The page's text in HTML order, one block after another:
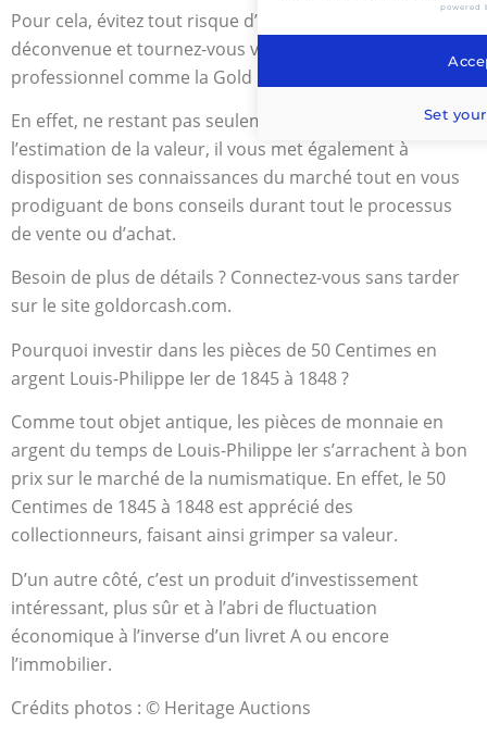
Pour cela, évitez tout risque d’arnaque ou de
déconvenue et tournez-vous vers un numismate
professionnel comme la Gold Or Cash.
En effet, ne restant pas seulement au stade de
l’estimation de la valeur, il vous met également à
disposition ses connaissances du marché tout en vous
prodiguant de bons conseils durant tout le processus
de vente ou d’achat.
Besoin de plus de détails ? Connectez-vous sans tarder
sur le site goldorcash.com.
Pourquoi investir dans les pièces de 50 Centimes en
argent Louis-Philippe Ier de 1845 à 1848 ?
Comme tout objet antique, les pièces de monnaie en
argent du temps de Louis-Philippe Ier s’arrachent à bon
prix sur le marché de la numismatique. En effet, le 50
Centimes de 1845 à 1848 est apprécié des
collectionneurs, faisant ainsi grimper sa valeur.
D’un autre côté, c’est un produit d’investissement
intéressant, plus sûr et à l’abri de fluctuation
économique à l’inverse d’un livret A ou encore
l’immobilier.
Crédits photos : © Heritage Auctions
powered
Set